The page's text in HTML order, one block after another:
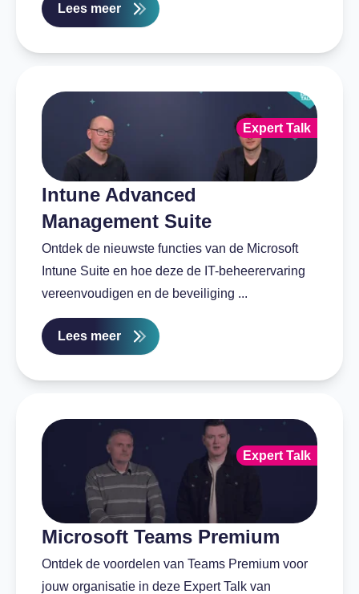
Lees meer
Intune Advanced
Management Suite
Ontdek de nieuwste functies van de Microsoft
Intune Suite en hoe deze de IT-beheerervaring
vereenvoudigen en de beveiliging ...
Lees meer
Expert Talk
Microsoft Teams Premium
Ontdek de voordelen van Teams Premium voor
jouw organisatie in deze Expert Talk van
Expert Talk